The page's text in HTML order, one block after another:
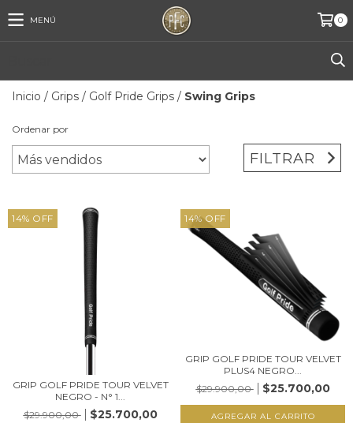
MENÚ 0
Inicio / Grips / Golf Pride Grips / Swing Grips
Ordenar por
FILTRAR
14% OFF
GRIP GOLF PRIDE TOUR VELVET
NEGRO - N° 1...
$29.900,00
$25.700,00
14%OFF
GRIP GOLF PRIDE TOUR VELVET
PLUS4 NEGRO...
$29.900,00
$25.700,00
AGREGAR AL CARRITO